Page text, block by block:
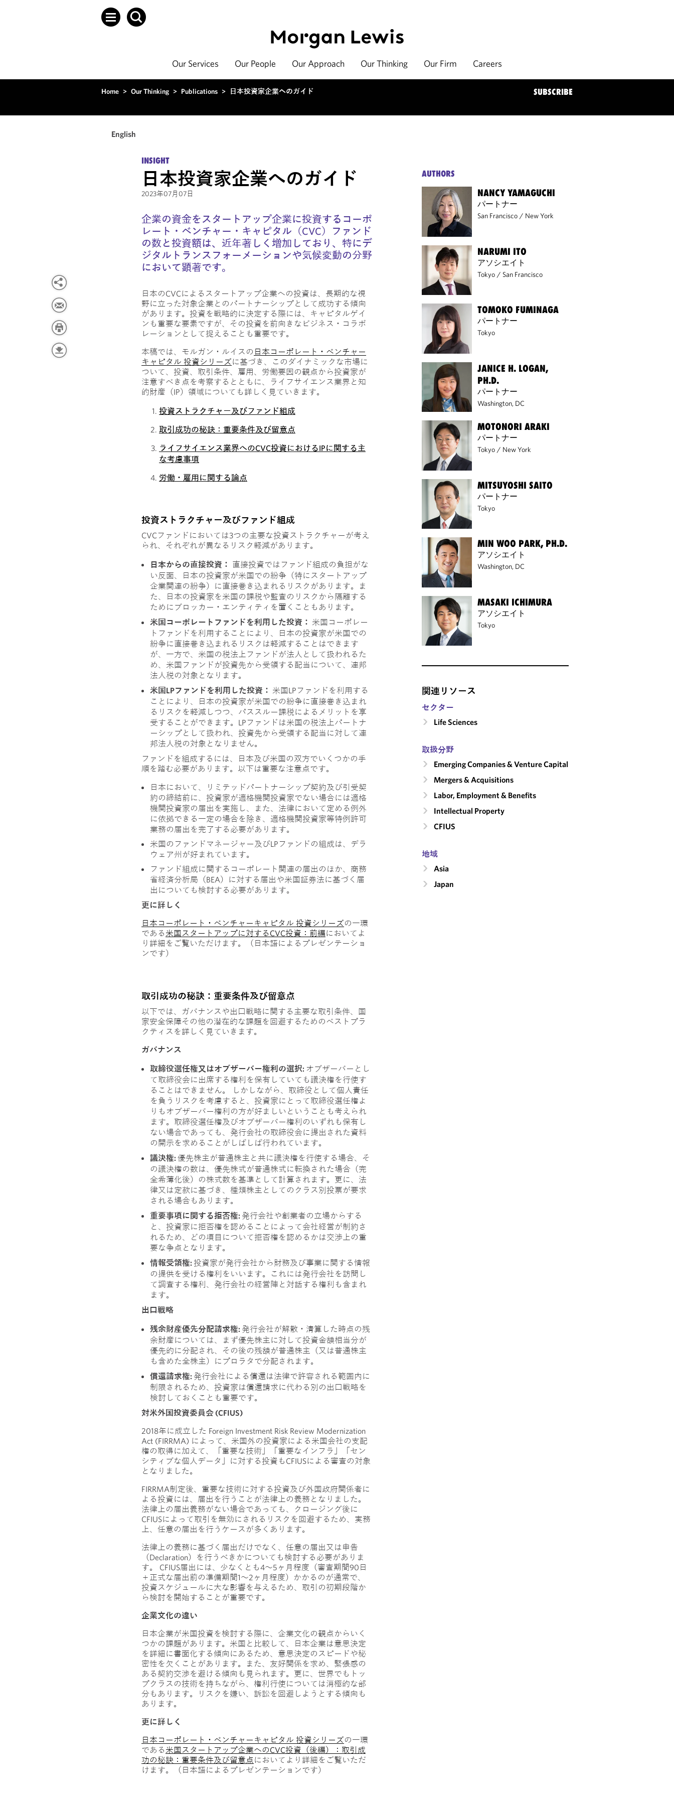
Our Services Our People Our Approach Our Thinking Our Firm Careers
Home > Our Thinking > Publications > 日本投資家企業へのガイド SUBSCRIBE
English
INSIGHT
日本投資家企業へのガイド
2023年07月07日
企業の資金をスタートアップ企業に投資するコーポ
レート・ベンチャー・キャピタル（CVC）ファンド
の数と投資額は、近年著しく増加しており、特にデ
ジタルトランスフォーメーションや気候変動の分野
において顕著です。
日本のCVCによるスタートアップ企業への投資は、長期的な視
野に立った対象企業とのパートナーシップとして成功する傾向
があります。投資を戦略的に決定する際には、キャピタルゲイ
ンも重要な要素ですが、その投資を前向きなビジネス・コラボ
レーションとして捉えることも重要です。
本稿では、モルガン・ルイスの 日本コーポレート・ベンチャー
キャピタル 投資シリーズに基づき、このダイナミックな市場に
ついて、投資、取引条件、雇用、労働要因の観点から投資家が
注意すべき点を考察するとともに、ライフサイエンス業界と知
的財産（IP）領域についても詳しく見ていきます。
投資ストラクチャー及びファンド組成
取引成功の秘訣：重要条件及び留意点
ライフサイエンス業界へのCVC投資におけるIPに関する主
な考慮事項
労働・雇用に関する論点
投資ストラクチャー及びファンド組成
CVCファンドにおいては3つの主要な投資ストラクチャーが考え
られ、それぞれが異なるリスク軽減があります。
日本からの直接投資： 直接投資ではファンド組成の負担がな
い反面、日本の投資家が米国での紛争（特にスタートアップ
企業関連の紛争）に直接巻き込まれるリスクがあります。ま
た、日本の投資家を米国の課税や監査のリスクから隔離する
ためにブロッカー・エンティティを置くこともあります。
米国コーポレートファンドを利用した投資： 米国コーポレー
トファンドを利用することにより、日本の投資家が米国での
紛争に直接巻き込まれるリスクは軽減することはできます
が、一方で、米国の税法上ファンドが法人として扱われるた
め、米国ファンドが投資先から受領する配当について、連邦
法人税の対象となります。
米国LPファンドを利用した投資： 米国LPファンドを利用する
ことにより、日本の投資家が米国での紛争に直接巻き込まれ
るリスクを軽減しつつ、パススルー課税によるメリットを享
受することができます。LPファンドは米国の税法上パートナ
ーシップとして扱われ、投資先から受領する配当に対して連
邦法人税の対象となりません。
ファンドを組成するには、日本及び米国の双方でいくつかの手
順を踏む必要があります。以下は重要な注意点です。
日本において、リミテッドパートナーシップ契約及び引受契
約の締結前に、投資家が適格機関投資家でない場合には適格
機関投資家の届出を実施し、また、法律において定める例外
に依拠できる一定の場合を除き、適格機関投資家等特例許可
業務の届出を完了する必要があります。
米国のファンドマネージャー及びLPファンドの組成は、デラ
ウェア州が好まれています。
ファンド組成に関するコーポレート関連の届出のほか、商務
省経済分析局（BEA）に対する届出や米国証券法に基づく届
出についても検討する必要があります。
更に詳しく
日本コーポレート・ベンチャーキャピタル 投資シリーズの一環
である 米国スタートアップに対するCVC投資：前編においてよ
り詳細をご覧いただけます。（日本語によるプレゼンテーショ
ンです）
取引成功の秘訣：重要条件及び留意点
以下では、ガバナンスや出口戦略に関する主要な取引条件、国
家安全保障その他の潜在的な課題を回避するためのベストプラ
クティスを詳しく見ていきます。
ガバナンス
取締役選任権又はオブザーバー権利の選択: オブザーバーとし
て取締役会に出席する権利を保有していても議決権を行使す
ることはできません。 しかしながら、取締役として個人責任
を負うリスクを考慮すると、投資家にとって取締役選任権よ
りもオブザーバー権利の方が好ましいということも考えられ
ます。取締役選任権及びオブザーバー権利のいずれも保有し
ない場合であっても、発行会社の取締役会に提出された資料
の開示を求めることがしばしば行われています。
議決権:優先株主が普通株主と共に議決権を行使する場合、そ
の議決権の数は、優先株式が普通株式に転換された場合（完
全希薄化後）の株式数を基準として計算されます。更に、法
律又は定款に基づき、種類株主としてのクラス別投票が要求
される場合もあります。
重要事項に関する拒否権: 発行会社や創業者の立場からする
と、投資家に拒否権を認めることによって会社経営が制約さ
れるため、どの項目について拒否権を認めるかは交渉上の重
要な争点となります。
情報受領権: 投資家が発行会社から財務及び事業に関する情報
の提供を受ける権利をいいます。これには発行会社を訪問し
て調査する権利、発行会社の経営陣と対話する権利も含まれ
ます。
出口戦略
残余財産優先分配請求権: 発行会社が解散・清算した時点の残
余財産については、まず優先株主に対して投資金額相当分が
優先的に分配され、その後の残額が普通株主（又は普通株主
も含めた全株主）にプロラタで分配されます。
償還請求権: 発行会社による償還は法律で許容される範囲内に
制限されるため、投資家は償還請求に代わる別の出口戦略を
検討しておくことも重要です。
対米外国投資委員会 (CFIUS)
2018年に成立した Foreign Investment Risk Review Modernization
Act (FIRRMA) によって、米国外の投資家による米国会社の支配
権の取得に加えて、「重要な技術」「重要なインフラ」「セン
シティブな個人データ」に対する投資もCFIUSによる審査の対象
となりました。
FIRRMA制定後、重要な技術に対する投資及び外国政府関係者に
よる投資には、届出を行うことが法律上の義務となりました。
法律上の届出義務がない場合であっても、クロージング後に
CFIUSによって取引を無効にされるリスクを回避するため、実務
上、任意の届出を行うケースが多くあります。
法律上の義務に基づく届出だけでなく、任意の届出又は申告
（Declaration）を行うべきかについても検討する必要がありま
す。 CFIUS届出には、少なくとも4～5ヶ月程度（審査期間90日
＋正式な届出前の準備期間1～2ヶ月程度）かかるのが通常で、
投資スケジュールに大な影響を与えるため、取引の初期段階か
ら検討を開始することが重要です。
企業文化の違い
日本企業が米国投資を検討する際に、企業文化の観点からいく
つかの課題があります。米国と比較して、日本企業は意思決定
を詳細に書面化する傾向にあるため、意思決定のスピードや秘
密性を欠くことがあります。また、友好関係を求め、緊張感の
ある契約交渉を避ける傾向も見られます。更に、世界でもトッ
プクラスの技術を持ちながら、権利行使については消極的な部
分もあります。リスクを嫌い、訴訟を回避しようとする傾向も
あります。
更に詳しく
日本コーポレート・ベンチャーキャピタル 投資シリーズの一環
である 米国スタートアップ企業へのCVC投資（後編）：取引成
功の秘訣：重要条件及び留意点においてより詳細をご覧いただ
けます。（日本語によるプレゼンテーションです）
AUTHORS
NANCY YAMAGUCHI
パートナー
San Francisco / New York
NARUMI ITO
アソシエイト
Tokyo / San Francisco
TOMOKO FUMINAGA
パートナー
Tokyo
JANICE H. LOGAN,
PH.D.
パートナー
Washington, DC
MOTONORI ARAKI
パートナー
Tokyo / New York
MITSUYOSHI SAITO
パートナー
Tokyo
MIN WOO PARK, PH.D.
アソシエイト
Washington, DC
MASAKI ICHIMURA
アソシエイト
Tokyo
関連リソース
セクター
Life Sciences
取扱分野
Emerging Companies & Venture Capital
Mergers & Acquisitions
Labor, Employment & Benefits
Intellectual Property
CFIUS
地域
Asia
Japan